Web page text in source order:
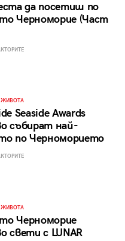
да посетиш по
Черноморие (Част
ЖИВОТА
Seaside Awards
събират най-
по Черноморието
ЖИВОТА
Черноморие
свети с LUNAR